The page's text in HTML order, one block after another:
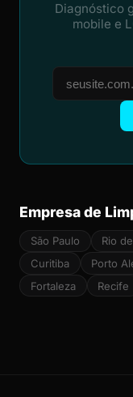
Diagnóstico
mobile e
Empresa de
São Paulo Rio
Curitiba
Porto
Fortaleza
Recife